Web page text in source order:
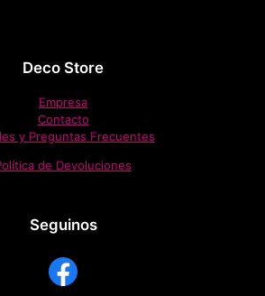
Deco Store
Empresa
Contacto
y Preguntas Frecuentes
de Devoluciones
Seguinos